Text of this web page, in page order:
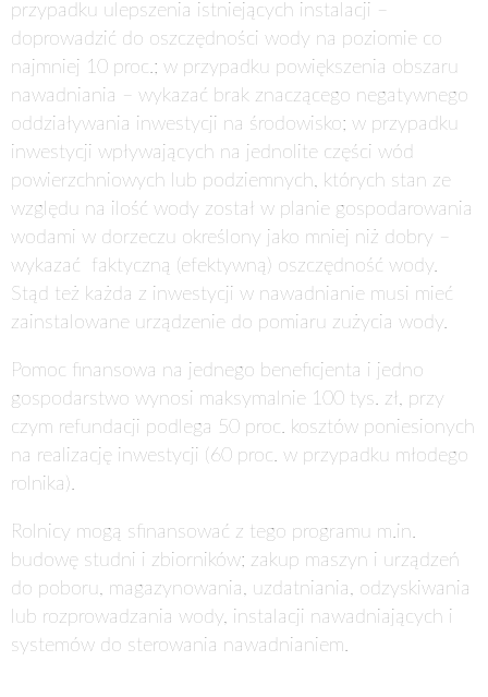
przypadku ulepszenia istniejących instalacji –
doprowadzić do oszczędności wody na poziomie co
najmniej 10 proc.; w przypadku powiększenia obszaru
nawadniania – wykazać brak znaczącego negatywnego
oddziaływania inwestycji na środowisko; w przypadku
inwestycji wpływających na jednolite części wód
powierzchniowych lub podziemnych, których stan ze
względu na ilość wody został w planie gospodarowania
wodami w dorzeczu określony jako mniej niż dobry –
wykazać faktyczną (efektywną) oszczędność wody.
Stąd też każda z inwestycji w nawadnianie musi mieć
zainstalowane urządzenie do pomiaru zużycia wody.
Pomoc finansowa na jednego beneficjenta i jedno
gospodarstwo wynosi maksymalnie 100 tys. zł, przy
czym refundacji podlega 50 proc. kosztów poniesionych
na realizację inwestycji (60 proc. w przypadku młodego
rolnika).
Rolnicy mogą sfinansować z tego programu m.in.
budowę studni i zbiorników; zakup maszyn i urządzeń
do poboru, magazynowania, uzdatniania, odzyskiwania
lub rozprowadzania wody, instalacji nawadniających i
systemów do sterowania nawadnianiem.